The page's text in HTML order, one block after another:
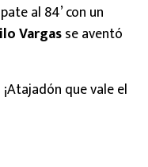
al 84’ con un
Vargasse aventó
que vale el